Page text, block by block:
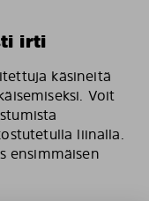
irti
käsineitä
Voit
liinalla.
ensimmäisen